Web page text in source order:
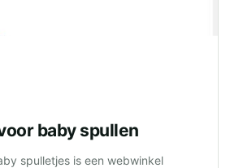
baby spullen
spulletjes is een webwinkel